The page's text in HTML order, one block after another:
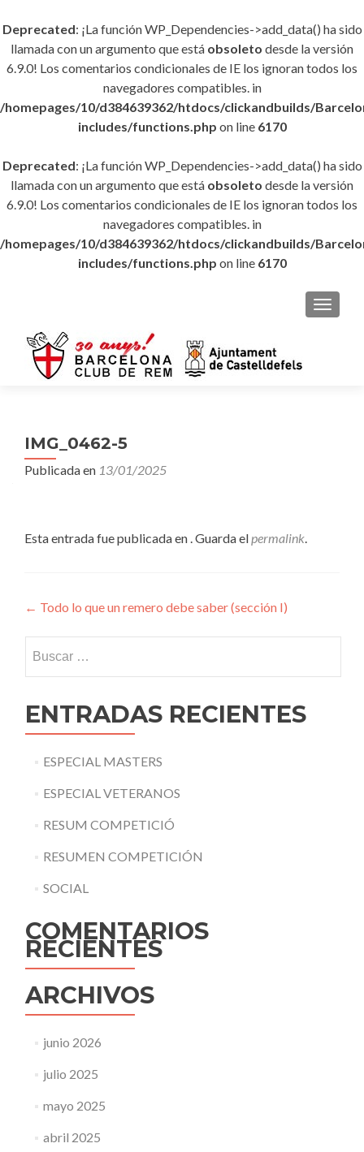
Deprecated: ¡La función WP_Dependencies->add_data() ha sido
llamada con un argumento que está obsoleto desde la versión
6.9.0! Los comentarios condicionales de IE los ignoran todos los
navegadores compatibles. in
/homepages/10/d384639362/htdocs/clickandbuilds/
includes/functions.php on line 6170
Deprecated: ¡La función WP_Dependencies->add_data() ha sido
llamada con un argumento que está obsoleto desde la versión
6.9.0! Los comentarios condicionales de IE los ignoran todos los
navegadores compatibles. in
/homepages/10/d384639362/htdocs/clickandbuilds/
includes/functions.php on line 6170
IMG_0462-5
Publicada en 13/01/2025
Esta entrada fue publicada en . Guarda elpermalink.
Navegación
de
entradas
← Todo lo que un remero debe saber (sección I)
ENTRADAS RECIENTES
ESPECIAL MASTERS
ESPECIAL VETERANOS
RESUM COMPETICIÓ
RESUMEN COMPETICIÓN
SOCIAL
COMENTARIOS
RECIENTES
ARCHIVOS
junio 2026
julio 2025
mayo 2025
abril 2025